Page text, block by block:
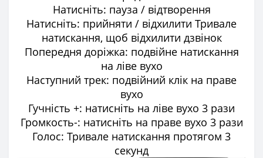
Натисніть: пауза / відтворення
Натисніть: прийняти / відхилити Тривале
натискання, щоб відхилити дзвінок
Попередня доріжка: подвійне натискання
на ліве вухо
Наступний трек: подвійний клік на праве
вухо
Гучність +: натисніть на ліве вухо 3 рази
Громкость-: натисніть на праве вухо 3 рази
Голос: Тривале натискання протягом 3
секунд